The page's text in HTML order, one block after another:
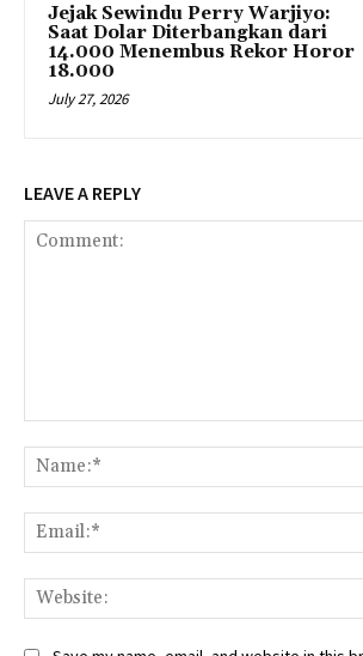
Jejak Sewindu Perry Warjiyo:
Saat Dolar Diterbangkan dari
14.000 Menembus Rekor Horor
18.000
July 27, 2026
LEAVE A REPLY